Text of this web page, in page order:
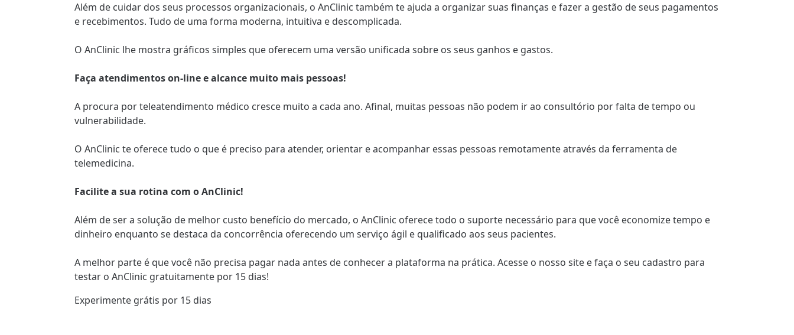
Além de cuidar dos seus processos organizacionais, o AnClinic também te ajuda a organizar suas finanças e fazer a gestão de seus pagamentos
e recebimentos. Tudo de uma forma moderna, intuitiva e descomplicada.
O AnClinic lhe mostra gráficos simples que oferecem uma versão unificada sobre os seus ganhos e gastos.
Faça atendimentos on-line e alcance muito mais pessoas!
A procura por teleatendimento médico cresce muito a cada ano. Afinal, muitas pessoas não podem ir ao consultório por falta de tempo ou
vulnerabilidade.
O AnClinic te oferece tudo o que é preciso para atender, orientar e acompanhar essas pessoas remotamente através da ferramenta de
telemedicina.
Facilite a sua rotina com o AnClinic!
Além de ser a solução de melhor custo benefício do mercado, o AnClinic oferece todo o suporte necessário para que você economize tempo e
dinheiro enquanto se destaca da concorrência oferecendo um serviço ágil e qualificado aos seus pacientes.
A melhor parte é que você não precisa pagar nada antes de conhecer a plataforma na prática. Acesse o nosso site e faça o seu cadastro para
testar o AnClinic gratuitamente por 15 dias!
Experimente grátis por 15 dias